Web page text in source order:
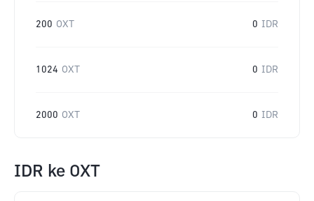
200 OXT 0 IDR
1024 OXT 0 IDR
2000 OXT 0 IDR
IDR ke OXT